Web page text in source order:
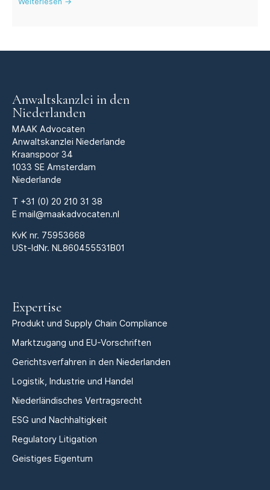
Anwaltskanzlei in den
Niederlanden
MAAK Advocaten
Anwaltskanzlei Niederlande
Kraanspoor 34
1033 SE Amsterdam
Niederlande
T +31 (0) 20 210 31 38
E mail@maakadvocaten.nl
KvK nr. 75953668
USt-IdNr. NL860455531B01
Expertise
Produkt und Supply Chain Compliance
Marktzugang und EU-Vorschriften
Gerichtsverfahren in den Niederlanden
Logistik, Industrie und Handel
Niederländisches Vertragsrecht
ESG und Nachhaltigkeit
Regulatory Litigation
Geistiges Eigentum